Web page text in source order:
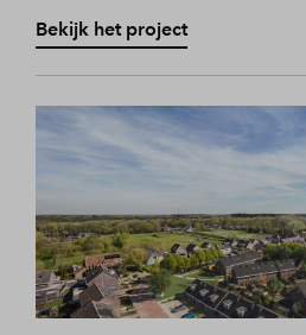
Bekijk het project